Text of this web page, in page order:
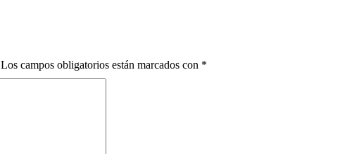
Los campos obligatorios están marcados con *